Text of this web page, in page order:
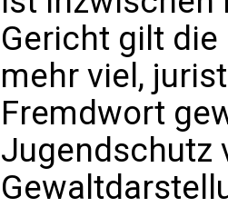
Gericht gilt
mehr viel,
Fremdwort
Jugendschutz